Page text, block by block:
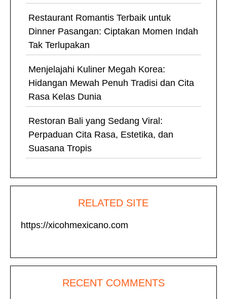
Restaurant Romantis Terbaik untuk
Dinner Pasangan: Ciptakan Momen Indah
Tak Terlupakan
Menjelajahi Kuliner Megah Korea:
Hidangan Mewah Penuh Tradisi dan Cita
Rasa Kelas Dunia
Restoran Bali yang Sedang Viral:
Perpaduan Cita Rasa, Estetika, dan
Suasana Tropis
RELATED SITE
https://xicohmexicano.com
RECENT COMMENTS